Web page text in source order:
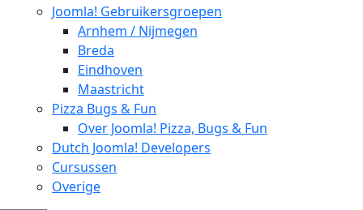
Joomla! Gebruikersgroepen
Arnhem / Nijmegen
Breda
Eindhoven
Maastricht
Pizza Bugs & Fun
Over Joomla! Pizza, Bugs & Fun
Dutch Joomla! Developers
Cursussen
Overige